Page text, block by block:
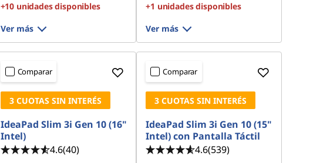
+10 unidades disponibles
Ver más
+1 unidades disponibles
Ver más
Comparar
3 CUOTAS SIN INTERÉS
IdeaPad Slim 3i Gen 10 (16"
Intel)
4.6(40)
Comparar
3 CUOTAS SIN INTERÉS
IdeaPad Slim 3i Gen 10 (15"
Intel) con Pantalla Táctil
4.6(539)